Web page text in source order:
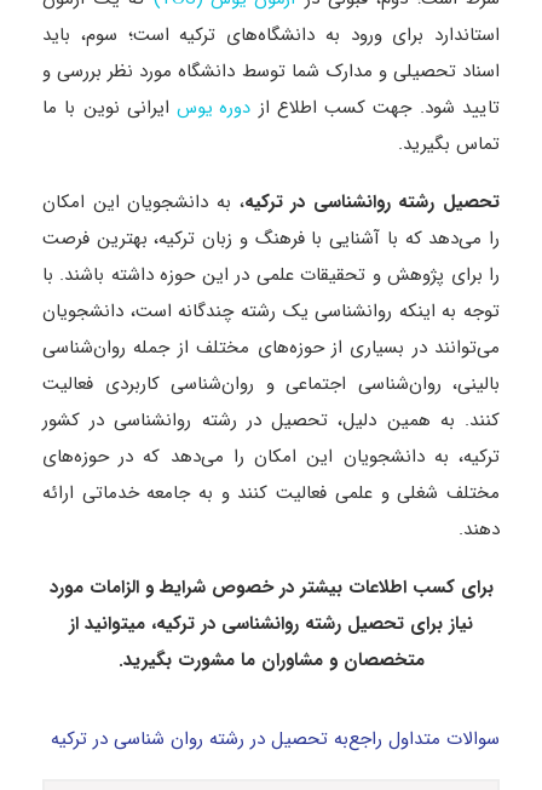
استاندارد برای ورود به دانشگاه‌های ترکیه است؛ سوم، باید
اسناد تحصیلی و مدارک شما توسط دانشگاه مورد نظر بررسی و
تایید شود. جهت کسب اطلاع از دوره یوسایرانی نوین با ما
تماس بگیرید.
تحصیل رشته روانشناسی در ترکیه، به دانشجویان این امکان
را می‌دهد که با آشنایی با فرهنگ و زبان ترکیه، بهترین فرصت
را برای پژوهش و تحقیقات علمی در این حوزه داشته باشند. با
توجه به اینکه روانشناسی یک رشته چندگانه است، دانشجویان
می‌توانند در بسیاری از حوزه‌های مختلف از جمله روان‌شناسی
بالینی، روان‌شناسی اجتماعی و روان‌شناسی کاربردی فعالیت
کنند. به همین دلیل، تحصیل در رشته روانشناسی در کشور
ترکیه، به دانشجویان این امکان را می‌دهد که در حوزه‌های
مختلف شغلی و علمی فعالیت کنند و به جامعه خدماتی ارائه
دهند.
برای کسب اطلاعات بیشتر در خصوص شرایط و الزامات مورد
نیاز برای تحصیل رشته روانشناسی در ترکیه، می­توانید از
متخصصان و مشاوران ما مشورت بگیرید.
سوالات متداول راجع‌به تحصیل در رشته روان شناسی در ترکیه